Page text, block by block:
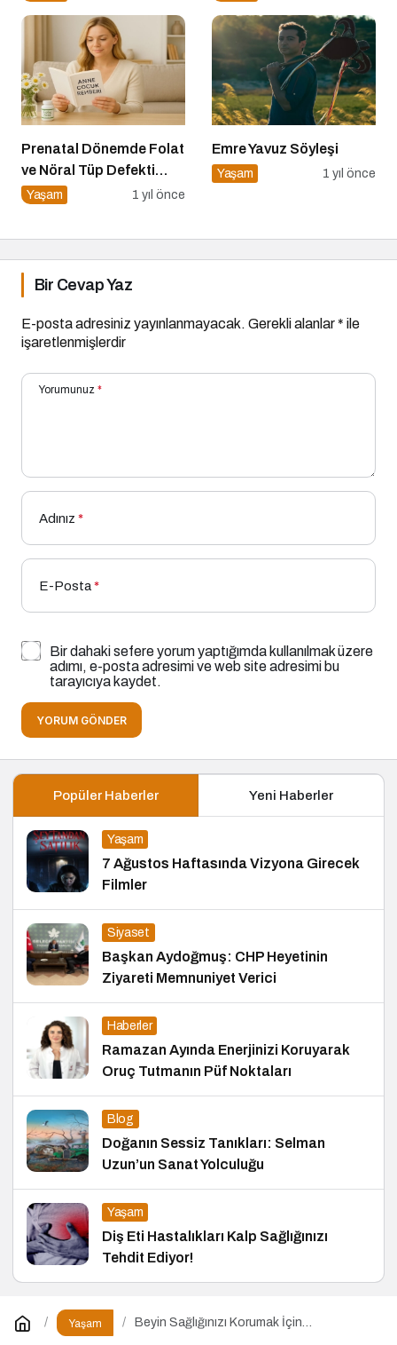
Prenatal Dönemde Folat
ve Nöral Tüp Defekti
İlişkisi
Yaşam 1 yıl önce
Emre Yavuz Söyleşi
Yaşam 1 yıl önce
Bir Cevap Yaz
E-posta adresiniz yayınlanmayacak. Gerekli alanlar* ile
işaretlenmişlerdir
Yorumunuz *
Adınız *
E-Posta*
Bir dahaki sefere yorum yaptığımda kullanılmak üzere
adımı, e-posta adresimi ve web site adresimi bu
tarayıcıya kaydet.
YORUM GÖNDER
Popüler Haberler Yeni Haberler
Yaşam
7 Ağustos Haftasında Vizyona Girecek
Filmler
Siyaset
Başkan Aydoğmuş: CHP Heyetinin
Ziyareti Memnuniyet Verici
Haberler
Ramazan Ayında Enerjinizi Koruyarak
Oruç Tutmanın Püf Noktaları
Blog
Doğanın Sessiz Tanıkları: Selman
Uzun’un Sanat Yolculuğu
Yaşam
Diş Eti Hastalıkları Kalp Sağlığınızı
Tehdit Ediyor!
Yaşam
Beyin Sağlığınızı Korumak İçin